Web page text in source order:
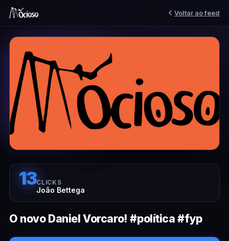
Voltar ao feed
13CLICKS
João Bettega
O novo Daniel Vorcaro! #política #fyp